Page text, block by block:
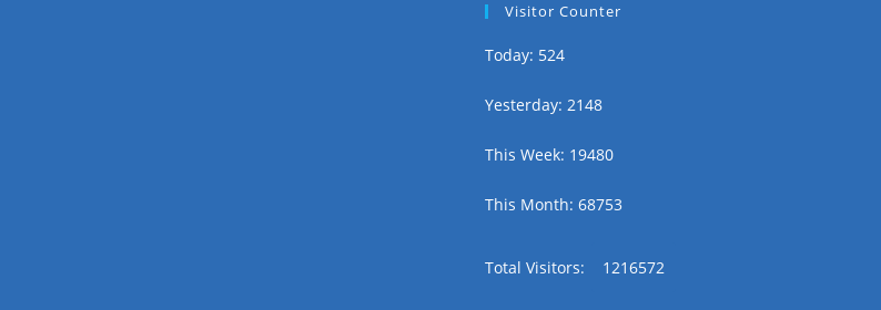
Visitor Counter
Today: 524
Yesterday: 2148
This Week: 19480
This Month: 68753
Total Visitors: 1216572